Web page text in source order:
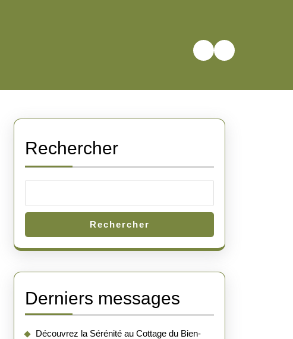
Rechercher
Rechercher
Derniers messages
Découvrez la Sérénité au Cottage du Bien-